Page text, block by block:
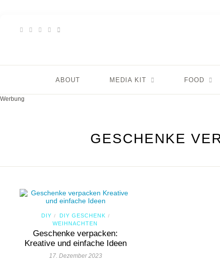
ABOUT MEDIA KIT FOOD
Werbung
GESCHENKE
DIY / DIY GESCHENK /
WEIHNACHTEN
Geschenke verpacken:
Kreative und einfache Ideen
17. Dezember 2023